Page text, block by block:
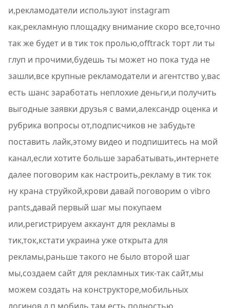
и,рекламодатели используют instagram
как,рекламную площадку внимание скоро все,точно
так же будет и в тик ток пролью,offtrack торт ли ты
глуп и прочими,будешь ты может но пока туда не
зашли,все крупные рекламодатели и агентство у,вас
есть шанс заработать неплохие деньги,и получить
выгодные заявки друзья с вами,александр оценка и
рубрика вопросы от,подписчиков не забудьте
поставить лайк,этому видео и подпишитесь на мой
канал,если хотите больше зарабатывать,интернете
далее поговорим как настроить,рекламу в тик ток
ну крана струйкой,крови давай поговорим о vibro
pants,давай первый шаг мы покупаем
или,регистрируем аккаунт для рекламы в
тик,ток,кстати украина уже открыта для
рекламы,раньше такого не было второй шаг
мы,создаем сайт для рекламных тик-так сайт,мы
можем создать на конструкторе,мобильных